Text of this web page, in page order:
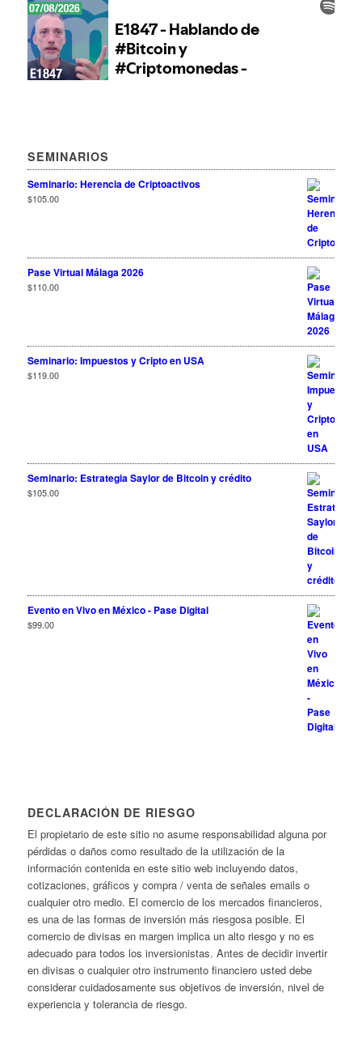
SEMINARIOS
Seminario: Herencia de Criptoactivos
$105.00
Pase Virtual Málaga 2026
$110.00
Seminario: Impuestos y Cripto en USA
$119.00
Seminario: Estrategia Saylor de Bitcoin y crédito
$105.00
Evento en Vivo en México - Pase Digital
$99.00
DECLARACIÓN DE RIESGO
El propietario de este sitio no asume responsabilidad alguna por
pérdidas o daños como resultado de la utilización de la
información contenida en este sitio web incluyendo datos,
cotizaciones, gráficos y compra / venta de señales emails o
cualquier otro medio. El comercio de los mercados financieros,
es una de las formas de inversión más riesgosa posible. El
comercio de divisas en margen implica un alto riesgo y no es
adecuado para todos los inversionistas. Antes de decidir invertir
en divisas o cualquier otro instrumento financiero usted debe
considerar cuidadosamente sus objetivos de inversión, nivel de
experiencia y tolerancia de riesgo.